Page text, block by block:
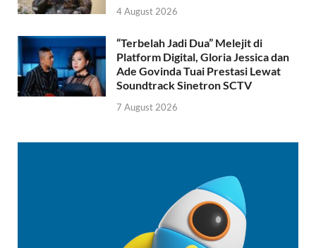
4 August 2026
“Terbelah Jadi Dua” Melejit di
Platform Digital, Gloria Jessica dan
Ade Govinda Tuai Prestasi Lewat
Soundtrack Sinetron SCTV
7 August 2026